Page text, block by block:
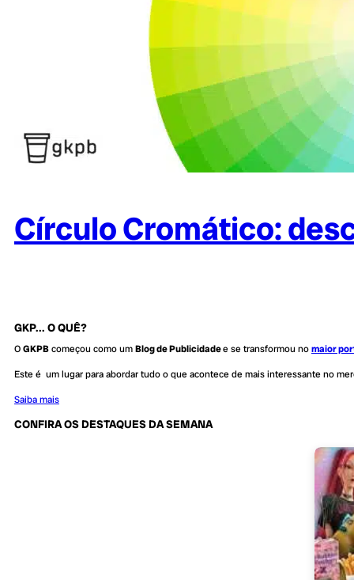
Círculo Cromático:
GKP... O QUÊ?
OGKPBcomeçou como umBlog de Publicidadee se transformou nomaior
Este é um lugar para abordar tudo o que acontece de mais interessante no
Saiba mais
CONFIRA OS DESTAQUES DA SEMANA